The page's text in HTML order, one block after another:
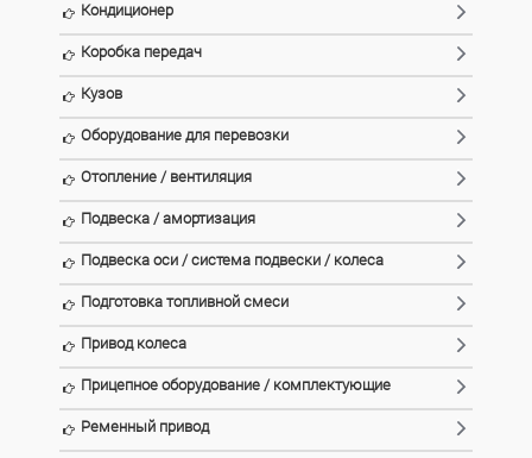
Кондиционер
Коробка передач
Кузов
Оборудование для перевозки
Отопление / вентиляция
Подвеска / амортизация
Подвеска оси / система подвески / колеса
Подготовка топливной смеси
Привод колеса
Прицепное оборудование / комплектующие
Ременный привод